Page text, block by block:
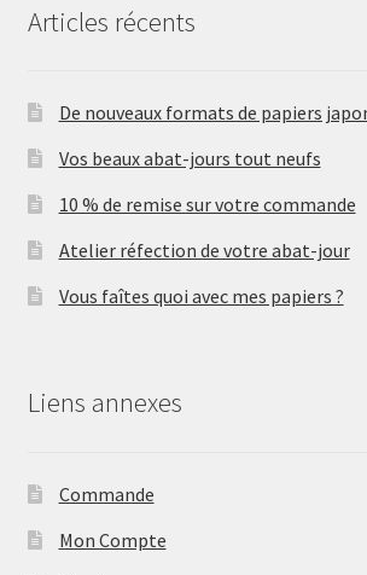
Articles récents
De nouveaux formats de papiers
Vos beaux abat-jours tout neufs
10 % de remise sur votre commande
Atelier réfection de votre abat-jour
Vous faîtes quoi avec mes papiers ?
Liens annexes
Commande
Mon Compte